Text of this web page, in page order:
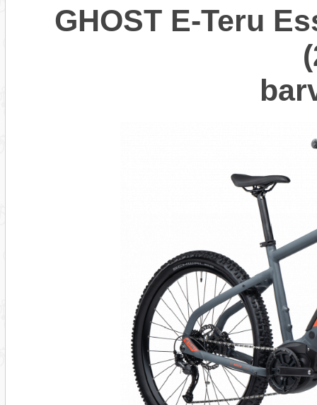
GHOST E-Teru